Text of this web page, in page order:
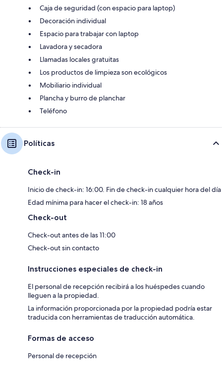
Caja de seguridad (con espacio para laptop)
Decoración individual
Espacio para trabajar con laptop
Lavadora y secadora
Llamadas locales gratuitas
Los productos de limpieza son ecológicos
Mobiliario individual
Plancha y burro de planchar
Teléfono
Políticas
Check-in
Inicio de check-in: 16:00. Fin de check-in cualquier hora del día
Edad mínima para hacer el check-in: 18 años
Check-out
Check-out antes de las 11:00
Check-out sin contacto
Instrucciones especiales de check-in
El personal de recepción recibirá a los huéspedes cuando
lleguen a la propiedad.
La información proporcionada por la propiedad podría estar
traducida con herramientas de traducción automática.
Formas de acceso
Personal de recepción